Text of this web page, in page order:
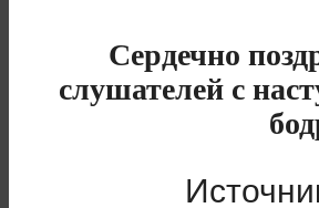
Сердечно
слушателей с